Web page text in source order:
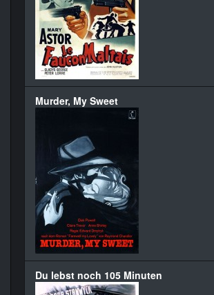
Murder, My Sweet
Du lebst noch 105 Minuten